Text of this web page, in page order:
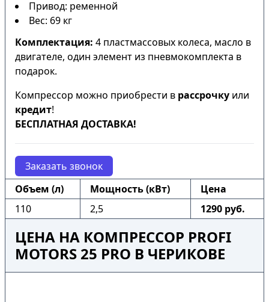
Привод: ременной
Вес: 69 кг
Комплектация: 4 пластмассовых колеса, масло в
двигателе, один элемент из пневмокомплекта в
подарок.
Компрессор можно приобрести в рассрочку или
кредит!
БЕСПЛАТНАЯ ДОСТАВКА!
Заказать звонок
Объем (л)
Мощность (кВт)
Цена
110
2,5 1290 руб.
ЦЕНА НА КОМПРЕССОР PROFI
MOTORS 25 PRO В ЧЕРИКОВЕ